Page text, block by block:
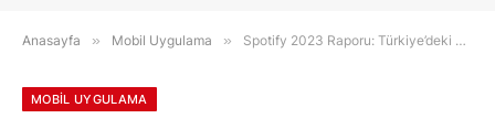
Anasayfa » Mobil Uygulama » Spotify 2023 Raporu: Türkiye’deki Çalma Listeleri ve Müzik Tercihlerindeki Yeni Akımlar
MOBIL UYGULAMA